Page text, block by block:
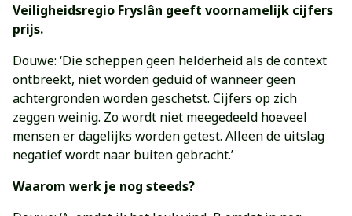
Veiligheidsregio Fryslân geeft voornamelijk cijfers
prijs.
Douwe: ‘Die scheppen geen helderheid als de context
ontbreekt, niet worden geduid of wanneer geen
achtergronden worden geschetst. Cijfers op zich
zeggen weinig. Zo wordt niet meegedeeld hoeveel
mensen er dagelijks worden getest. Alleen de uitslag
negatief wordt naar buiten gebracht.’
Waarom werk je nog steeds?